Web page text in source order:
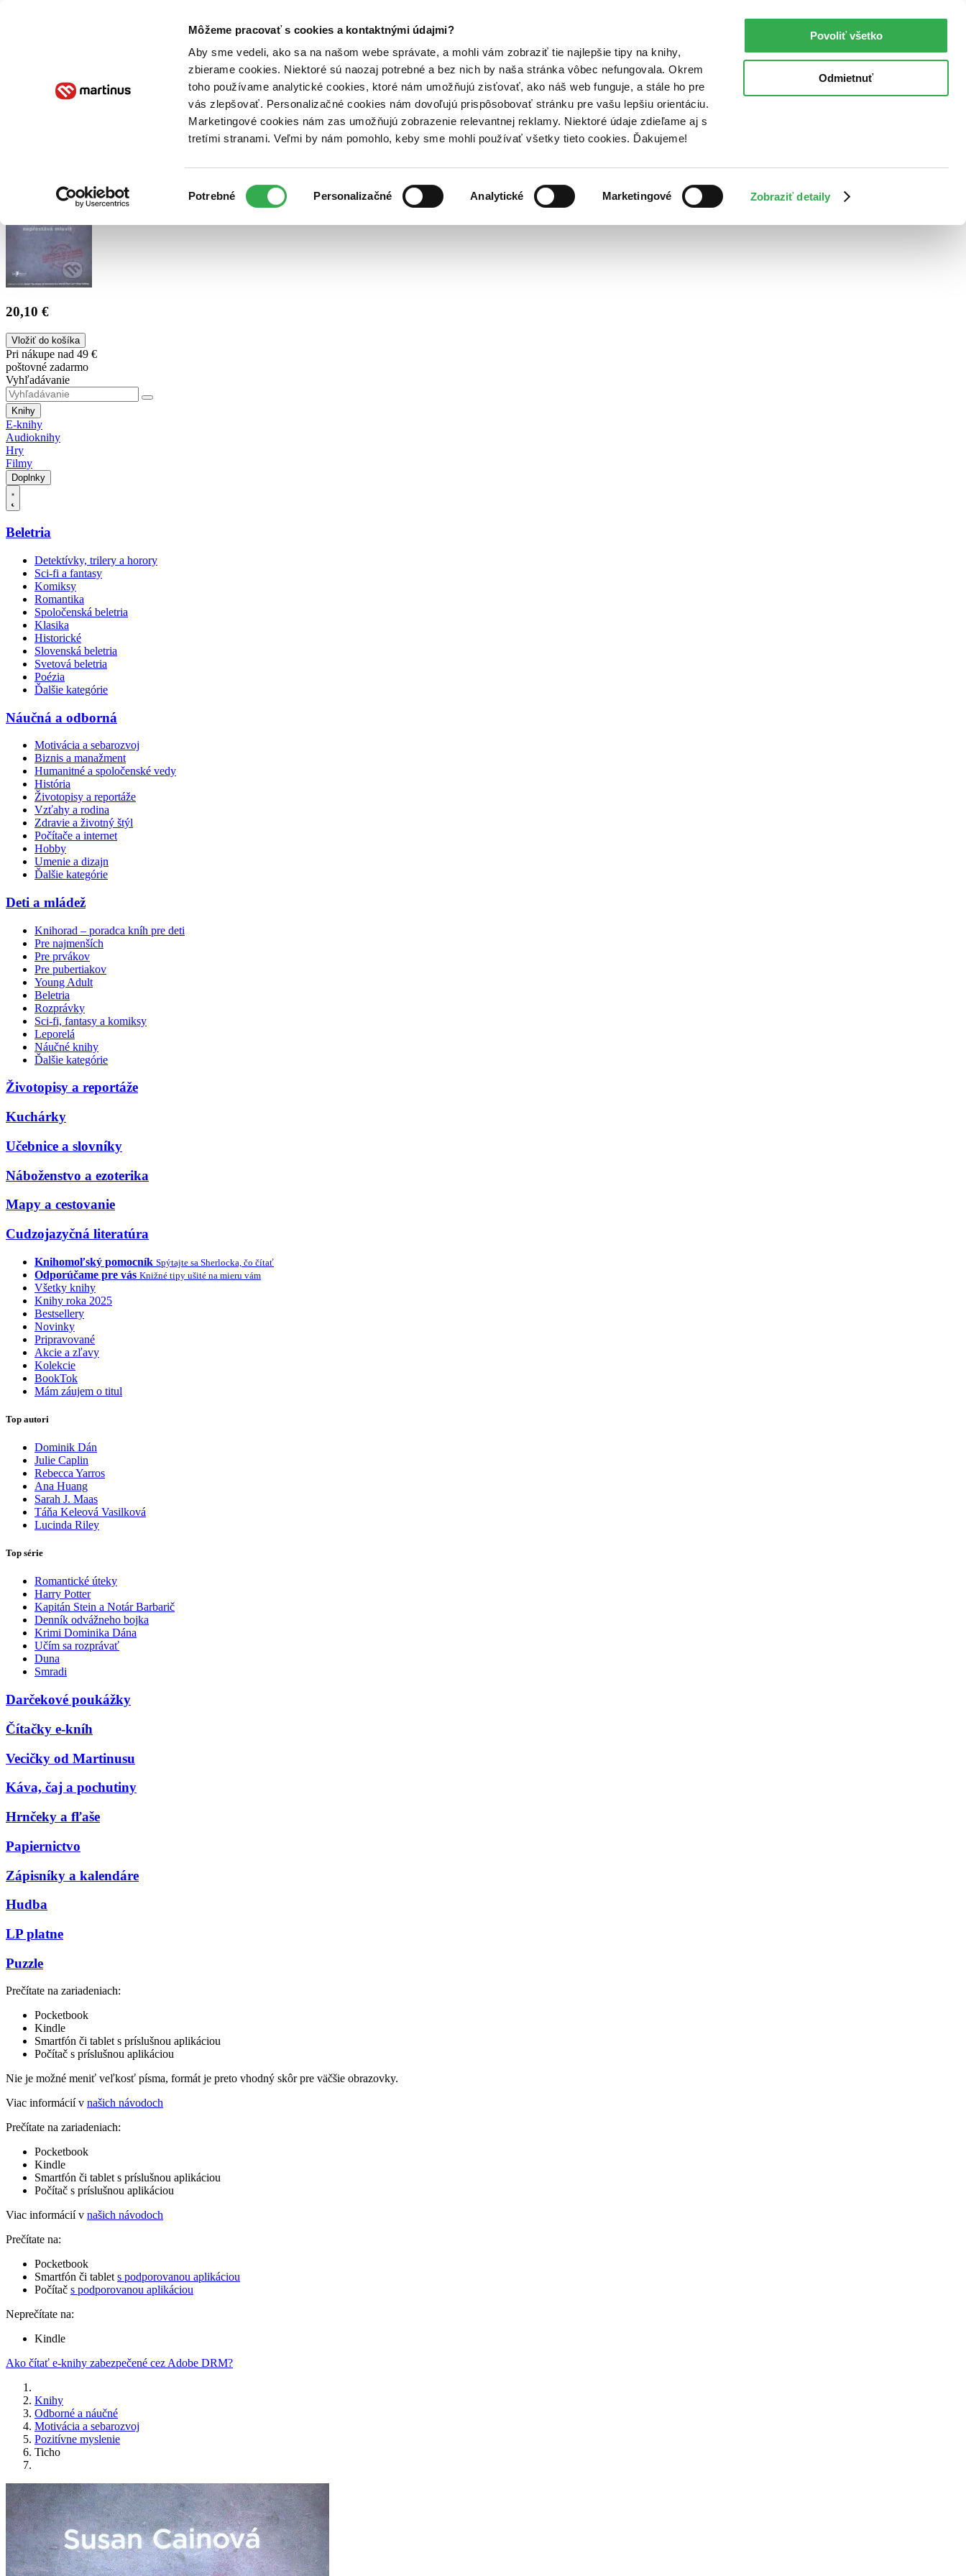
Môžeme pracovať s cookies a kontaktnými údajmi?
Aby sme vedeli, ako sa na našom webe správate, a mohli vám zobraziť tie najlepšie tipy na knihy,
zbierame cookies. Niektoré sú naozaj potrebné a bez nich by naša stránka vôbec nefungovala. Okrem
toho používame analytické cookies, ktoré nám umožňujú zisťovať, ako náš web funguje, a stále ho pre
vás zlepšovať. Personalizačné cookies nám dovoľujú prispôsobovať stránku pre vašu lepšiu orientáciu.
Marketingové cookies nám zas umožňujú zobrazenie relevantnej reklamy. Niektoré údaje zdieľame aj s
tretími stranami. Veľmi by nám pomohlo, keby sme mohli používať všetky tieto cookies. Ďakujeme!
súhlasu
Potrebné Personalizačné Analytické Marketingové Zobraziť detaily
Povoliť všetko
Odmietnuť
Poukážky Kontakt
20,10 €
Vložiť do košíka
Pri nákupe nad 49 €
poštovné zadarmo
Vyhľadávanie
Knihy
E-knihy
Audioknihy
Hry
Filmy
Doplnky
Beletria
Detektívky, trilery a horory
Sci-fi a fantasy
Komiksy
Romantika
Spoločenská beletria
Klasika
Historické
Slovenská beletria
Svetová beletria
Poézia
Ďalšie kategórie
Náučná a odborná
Motivácia a sebarozvoj
Biznis a manažment
Humanitné a spoločenské vedy
História
Životopisy a reportáže
Vzťahy a rodina
Zdravie a životný štýl
Počítače a internet
Hobby
Umenie a dizajn
Ďalšie kategórie
Deti a mládež
Knihorad – poradca kníh pre deti
Pre najmenších
Pre prvákov
Pre pubertiakov
Young Adult
Beletria
Rozprávky
Sci-fi, fantasy a komiksy
Leporelá
Náučné knihy
Ďalšie kategórie
Životopisy a reportáže
Kuchárky
Učebnice a slovníky
Náboženstvo a ezoterika
Mapy a cestovanie
Cudzojazyčná literatúra
Knihomoľský pomocník Spýtajte sa Sherlocka, čo čítať
Odporúčame pre vás Knižné tipy ušité na mieru vám
Všetky knihy
Knihy roka 2025
Bestsellery
Novinky
Pripravované
Akcie a zľavy
Kolekcie
BookTok
Mám záujem o titul
Top autori
Dominik Dán
Julie Caplin
Rebecca Yarros
Ana Huang
Sarah J. Maas
Táňa Keleová Vasilková
Lucinda Riley
Top série
Romantické úteky
Harry Potter
Kapitán Stein a Notár Barbarič
Denník odvážneho bojka
Krimi Dominika Dána
Učím sa rozprávať
Duna
Smradi
Darčekové poukážky
Čítačky e-kníh
Vecičky od Martinusu
Káva, čaj a pochutiny
Hrnčeky a fľaše
Papiernictvo
Zápisníky a kalendáre
Hudba
LP platne
Puzzle
Prečítate na zariadeniach:
Pocketbook
Kindle
Smartfón či tablet s príslušnou aplikáciou
Počítač s príslušnou aplikáciou
Nie je možné meniť veľkosť písma, formát je preto vhodný skôr pre väčšie obrazovky.
Viac informácií v našich návodoch
Prečítate na zariadeniach:
Pocketbook
Kindle
Smartfón či tablet s príslušnou aplikáciou
Počítač s príslušnou aplikáciou
Viac informácií v našich návodoch
Prečítate na:
Pocketbook
Smartfón či tablet s podporovanou aplikáciou
Počítač s podporovanou aplikáciou
Neprečítate na:
Kindle
Ako čítať e-knihy zabezpečené cez Adobe DRM?
Knihy
Odborné a náučné
Motivácia a sebarozvoj
Pozitívne myslenie
Ticho